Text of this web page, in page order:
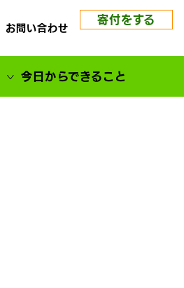
お問い合わせ
寄付をする
今日からできること